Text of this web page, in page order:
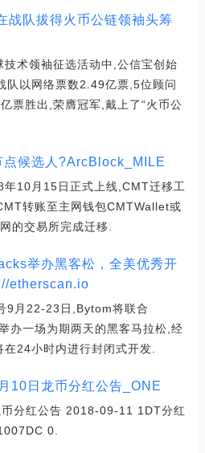
战队拔得火币公链领袖头筹
术领袖征选活动中,公信宝创始
队以网络票数2.49亿票,5位顾问
票胜出,荣膺冠军,戴上了“火币公
候选人?ArcBlock_MILE
10月15日正式上线,CMT迁移工
转账至主网钱包CMTWallet或
的交易所完成迁移.
举办黑客松，全美优秀开
etherscan.io
9月22-23日,Bytom将联合
办一场为期两天的黑客马拉松,经
24小时内进行封闭式开发.
10日龙币分红公告_ONE
分红公告 2018-09-11 1DT分红
0.